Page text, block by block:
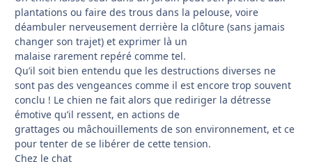
plantations ou faire des trous dans la pelouse, voire
déambuler nerveusement derrière la clôture (sans jamais
changer son trajet) et exprimer là un
malaise rarement repéré comme tel.
Qu’il soit bien entendu que les destructions diverses ne
sont pas des vengeances comme il est encore trop souvent
conclu ! Le chien ne fait alors que rediriger la détresse
émotive qu’il ressent, en actions de
grattages ou mâchouillements de son environnement, et ce
pour tenter de se libérer de cette tension.
Chez le chat